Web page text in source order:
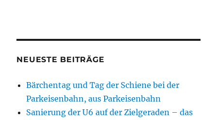
NEUESTE BEITRÄGE
Bärchentag und Tag der Schiene bei der
Parkeisenbahn, aus Parkeisenbahn
Sanierung der U6 auf der Zielgeraden – das